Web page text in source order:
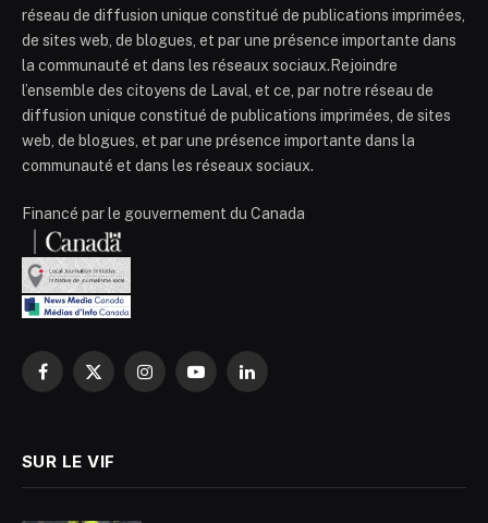
réseau de diffusion unique constitué de publications imprimées,
de sites web, de blogues, et par une présence importante dans
la communauté et dans les réseaux sociaux.Rejoindre
l’ensemble des citoyens de Laval, et ce, par notre réseau de
diffusion unique constitué de publications imprimées, de sites
web, de blogues, et par une présence importante dans la
communauté et dans les réseaux sociaux.
Financé par le gouvernement du Canada
Facebook
X
InstagramYouTubeLinkedIn
SUR LE VIF